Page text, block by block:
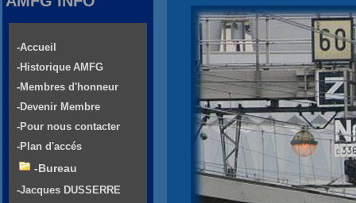
-Accueil
-Historique AMFG
-Membres d'honneur
-Devenir Membre
-Pour nous contacter
-Plan d'accés
-Bureau
-Jacques DUSSERRE